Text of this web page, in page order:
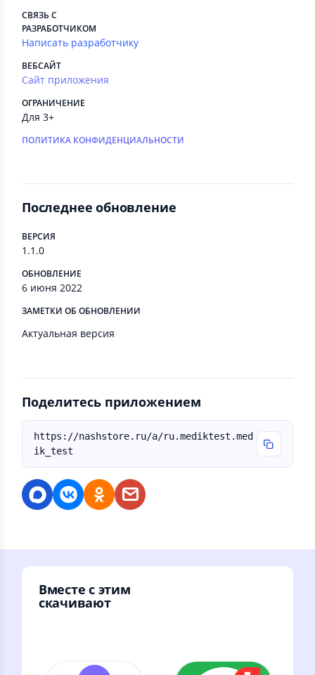
СВЯЗЬ С
РАЗРАБОТЧИКОМ
Написать разработчику
ВЕБСАЙТ
Сайт приложения
ОГРАНИЧЕНИЕ
Для 3+
ПОЛИТИКА КОНФИДЕНЦИАЛЬНОСТИ
Последнее обновление
ВЕРСИЯ
1.1.0
ОБНОВЛЕНИЕ
6 июня 2022
ЗАМЕТКИ ОБ ОБНОВЛЕНИИ
Актуальная версия
Поделитесь приложением
https://nashstore.ru/a/ru.mediktest.med
ik_test
Вместе с этим
скачивают